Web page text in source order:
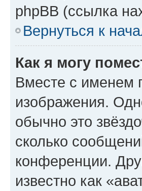
phpBB (ссылка
Вернуться к
Как я могу
Вместе с именем
изображения.
обычно это
сколько
конференции.
известно как